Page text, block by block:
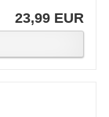
23,99 EUR